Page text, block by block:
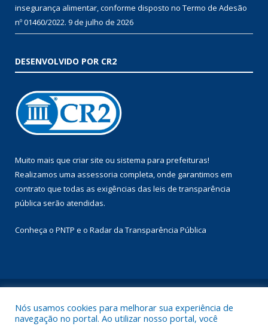
insegurança alimentar, conforme disposto no Termo de Adesão
nº 01460/2022. 9 de julho de 2026
DESENVOLVIDO POR CR2
Muito mais que criar site ou sistema para prefeituras!
Realizamos uma assessoria completa, onde garantimos em
contrato que todas as exigências das leis de transparência
pública serão atendidas.
Conheça o PNTP e o Radar da Transparência Pública
Corrêa.
Nós usamos cookies para melhorar sua experiência de
navegação no portal. Ao utilizar nosso portal, você